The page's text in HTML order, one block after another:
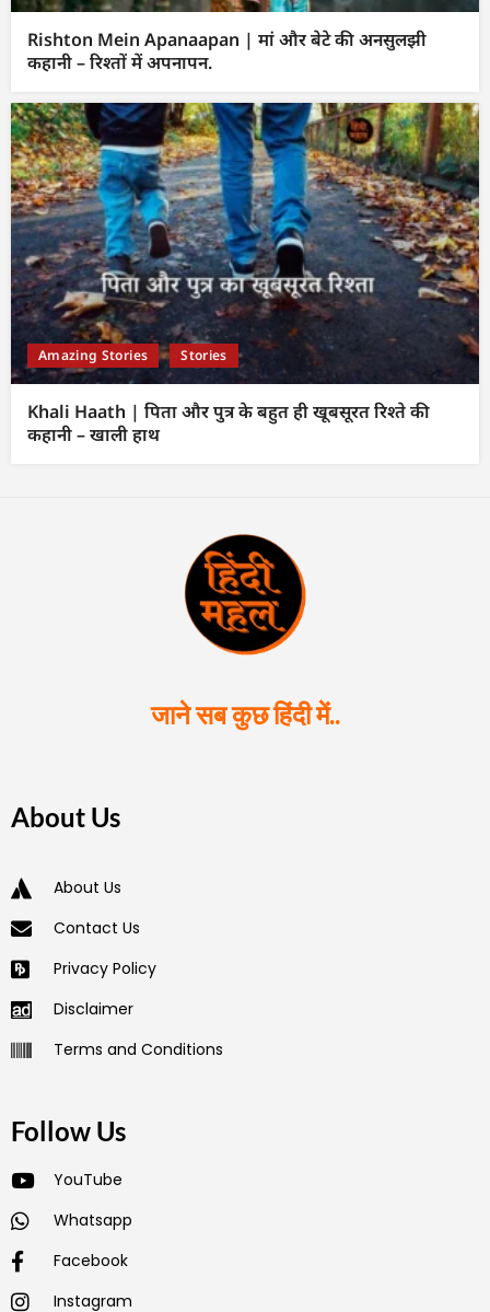
Rishton Mein Apanaapan | मां और बेटे की अनसुलझी
कहानी – रिश्तों में अपनापन.
Amazing Stories Stories
Khali Haath | पिता और पुत्र के बहुत ही खूबसूरत रिश्ते की
कहानी – खाली हाथ
जाने सब कुछ हिंदी में..
About Us
About Us
Contact Us
Privacy Policy
Disclaimer
Terms and Conditions
Follow Us
YouTube
Whatsapp
Facebook
Instagram